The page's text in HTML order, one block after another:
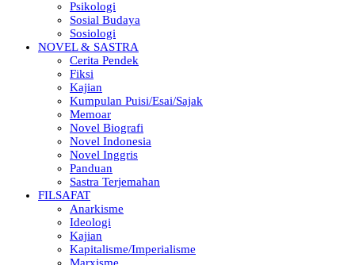
Psikologi
Sosial Budaya
Sosiologi
NOVEL & SASTRA
Cerita Pendek
Fiksi
Kajian
Kumpulan Puisi/Esai/Sajak
Memoar
Novel Biografi
Novel Indonesia
Novel Inggris
Panduan
Sastra Terjemahan
FILSAFAT
Anarkisme
Ideologi
Kajian
Kapitalisme/Imperialisme